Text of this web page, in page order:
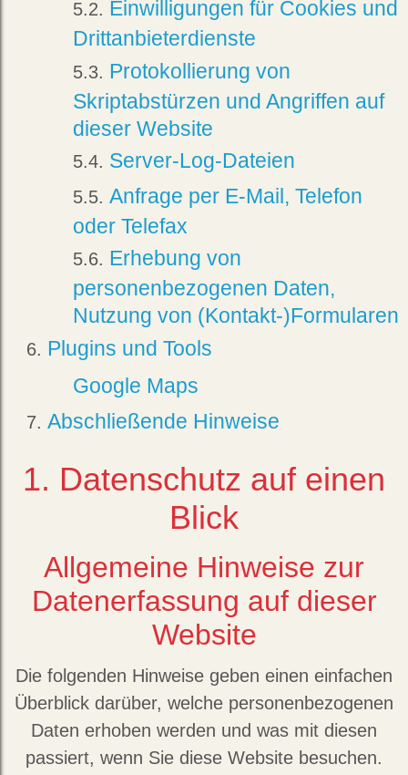
Einwilligungen für Cookies und
Drittanbieterdienste
Protokollierung von
Skriptabstürzen und Angriffen auf
dieser Website
Server-Log-Dateien
Anfrage per E-Mail, Telefon
oder Telefax
Erhebung von
personenbezogenen Daten,
Nutzung von (Kontakt-)Formularen
Plugins und Tools
Google Maps
Abschließende Hinweise
1. Datenschutz auf einen
Blick
Allgemeine Hinweise zur
Datenerfassung auf dieser
Website
Die folgenden Hinweise geben einen einfachen
Überblick darüber, welche personenbezogenen
Daten erhoben werden und was mit diesen
passiert, wenn Sie diese Website besuchen.